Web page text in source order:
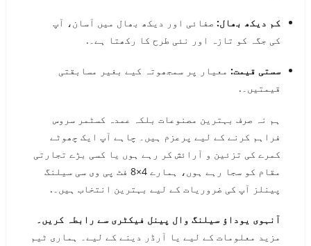
کم دیکھ بھال:صفائی اور دیکھ بھال میں آسان، آپ
کی جگہ کو تازہ اور نئی طرح کا رکھتا ہے۔.
سستی قیمت:معیار پر سمجھوتہ کیے بغیر مسابقتی
قیمتیں۔.
ہم نہ صرف بہترین مصنوعات بلکہ عمدہ کسٹمر سروس
فراہم کرنے کے لیے پرعزم ہیں۔ چاہے آپ ایک چھوٹے
کمرے کی تزئین و آرائش کر رہے ہوں یا کسی بڑے تجارتی
مقام کو سجا رہے ہوں، ہمارے 4×8 فٹ پی وی سی سیلنگ
پینلز آپ کی ضروریات کے لیے بہترین انتخاب ہیں۔.
آنہوی یوداؤ سیلنگ وال پینل فیکٹری سے رابطہ کریں۔
مزید معلومات کے لیے یا آرڈر دینے کے لیے۔ ہماری ٹیم